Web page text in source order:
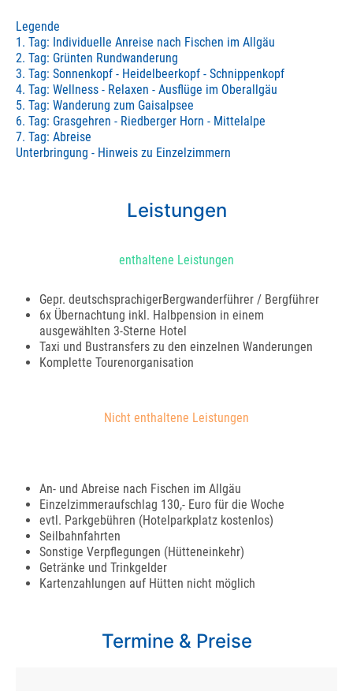
Legende
1. Tag: Individuelle Anreise nach Fischen im Allgäu
2. Tag: Grünten Rundwanderung
3. Tag: Sonnenkopf - Heidelbeerkopf - Schnippenkopf
4. Tag: Wellness - Relaxen - Ausflüge im Oberallgäu
5. Tag: Wanderung zum Gaisalpsee
6. Tag: Grasgehren - Riedberger Horn - Mittelalpe
7. Tag: Abreise
Unterbringung - Hinweis zu Einzelzimmern
Leistungen
enthaltene Leistungen
Gepr. deutschsprachigerBergwanderführer / Bergführer
6x Übernachtung inkl. Halbpension in einem
ausgewählten 3-Sterne Hotel
Taxi und Bustransfers zu den einzelnen Wanderungen
Komplette Tourenorganisation
Nicht enthaltene Leistungen
An- und Abreise nach Fischen im Allgäu
Einzelzimmeraufschlag 130,- Euro für die Woche
evtl. Parkgebühren (Hotelparkplatz kostenlos)
Seilbahnfahrten
Sonstige Verpflegungen (Hütteneinkehr)
Getränke und Trinkgelder
Kartenzahlungen auf Hütten nicht möglich
Termine & Preise